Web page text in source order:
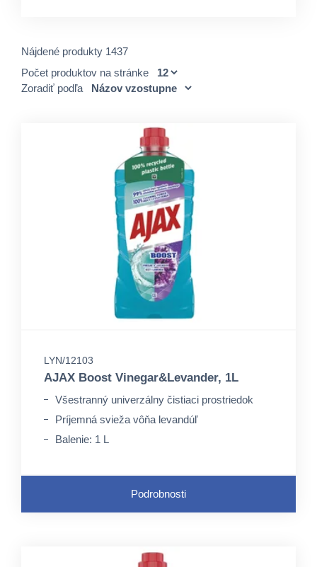
Nájdené produkty 1437
Počet produktov na stránke
Zoradiť podľa
LYN/12103
AJAX Boost Vinegar&Levander, 1L
Všestranný univerzálny čistiaci prostriedok
Príjemná svieža vôňa levandúľ
Balenie: 1 L
Podrobnosti